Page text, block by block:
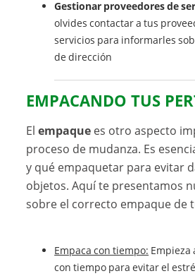
Gestionar proveedores de
olvides contactar a tus
servicios para informarles
de dirección
EMPACANDO TUS
Elempaque es otro aspecto
proceso de mudanza. Es
y qué empaquetar para evitar
objetos. Aquí te presentamos
sobre el correcto empaque de
Empaca con tiempo: Empieza
con tiempo para evitar el